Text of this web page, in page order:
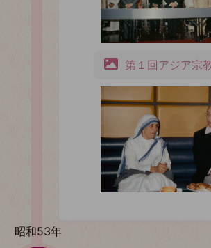
昭和53年